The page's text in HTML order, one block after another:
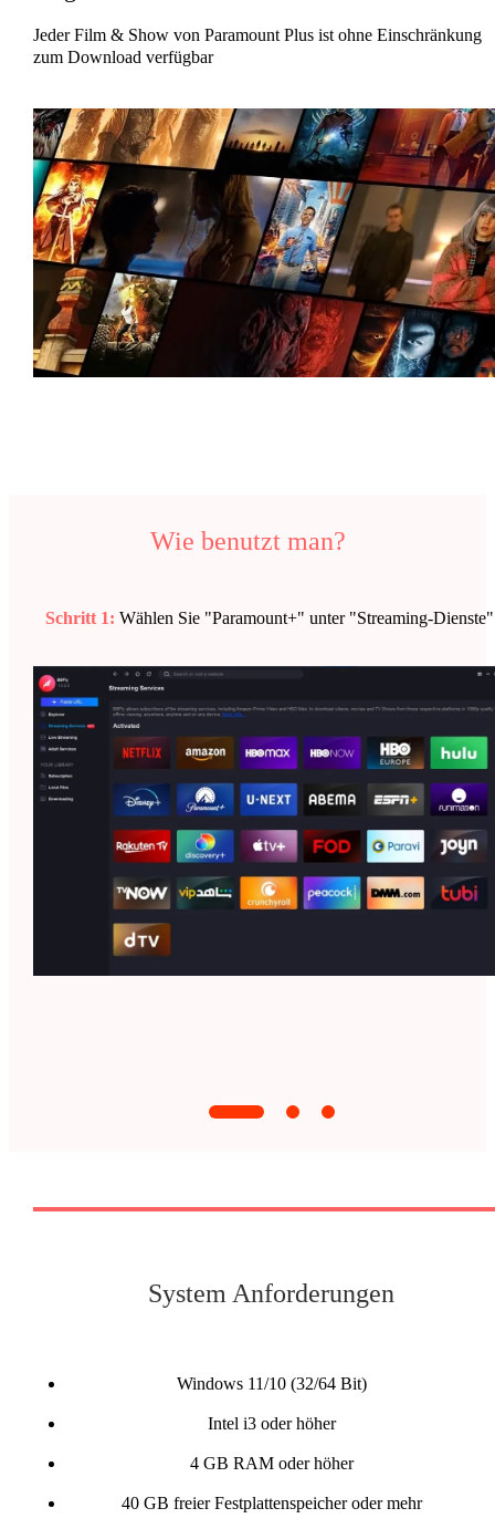
Jeder Film & Show von Paramount Plus ist ohne Einschränkung
zum Download verfügbar
Wie benutzt man?
Schritt 1: Wählen Sie "Paramount+" unter "Streaming-
System Anforderungen
Windows 11/10 (32/64 Bit)
Intel i3 oder höher
4 GB RAM oder höher
40 GB freier Festplattenspeicher oder mehr